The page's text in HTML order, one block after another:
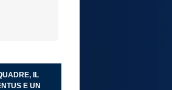
IL
E UN